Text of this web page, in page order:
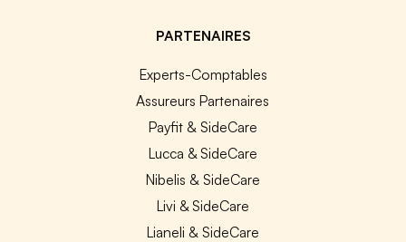
PARTENAIRES
Experts-Comptables
Assureurs Partenaires
Payfit & SideCare
Lucca & SideCare
Nibelis & SideCare
Livi & SideCare
Lianeli & SideCare